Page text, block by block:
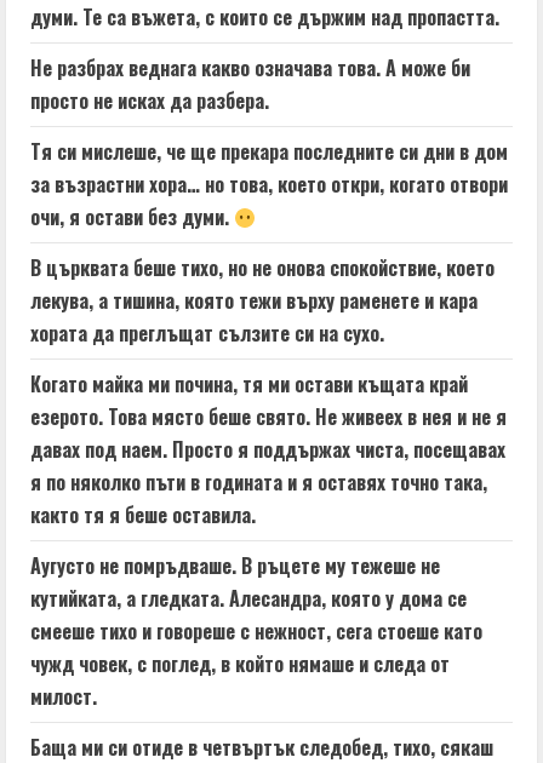
думи. Те са въжета, с които се държим над пропастта.
Не разбрах веднага какво означава това. А може би
просто не исках да разбера.
Тя си мислеше, че ще прекара последните си дни в дом
за възрастни хора… но това, което откри, когато отвори
очи, я остави без думи.
В църквата беше тихо, но не онова спокойствие, което
лекува, а тишина, която тежи върху раменете и кара
хората да преглъщат сълзите си на сухо.
Когато майка ми почина, тя ми остави къщата край
езерото. Това място беше свято. Не живеех в нея и не я
давах под наем. Просто я поддържах чиста, посещавах
я по няколко пъти в годината и я оставях точно така,
както тя я беше оставила.
Аугусто не помръдваше. В ръцете му тежеше не
кутийката, а гледката. Алесандра, която у дома се
смееше тихо и говореше с нежност, сега стоеше като
чужд човек, с поглед, в който нямаше и следа от
милост.
Баща ми си отиде в четвъртък следобед, тихо, сякаш